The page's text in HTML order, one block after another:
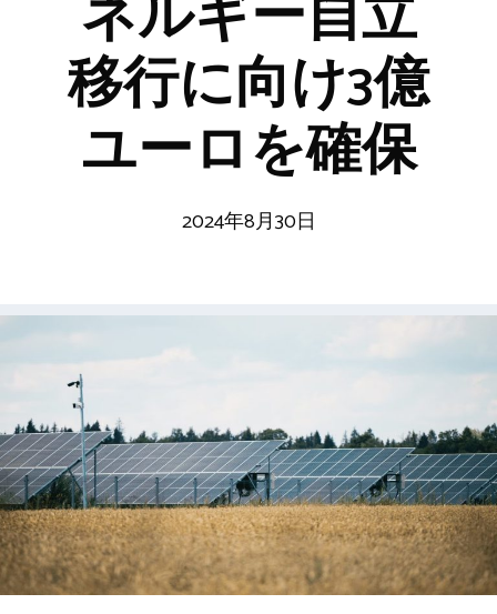
ネルギー自立
移行に向け3億
ユーロを確保
2024年8月30日